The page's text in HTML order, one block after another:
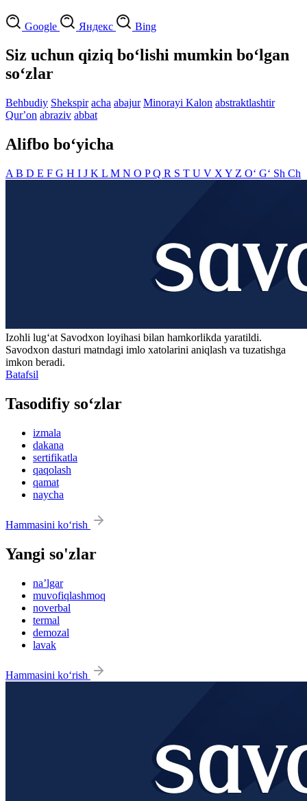
Google Яндекс Bing
Siz uchun qiziq bo‘lishi mumkin bo‘lgan
so‘zlar
Behbudiy Shekspir acha abajur Minorayi Kalon abstraktlashtir
Qurʼon abraziv abbat
Alifbo bo‘yicha
A B D E F G H I J K L M N O PQ R S T U V X Y Z O‘ G‘ Sh Ch
Izohli lugʻat Savodxon loyihasi bilan hamkorlikda yaratildi.
Savodxon dasturi matndagi imlo xatolarini aniqlash va tuzatishga
imkon beradi.
Batafsil
Tasodifiy so‘zlar
izmala
dakana
sertifikatla
qaqolash
qamat
naycha
Hammasini ko‘rish
Yangi so'zlar
na’lgar
muvofiqlashmoq
noverbal
termal
demozal
lavak
Hammasini ko‘rish